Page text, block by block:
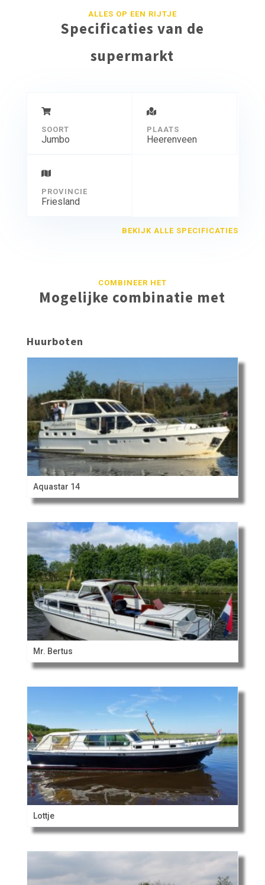
ALLES OP EEN RIJTJE
Specificaties van de
supermarkt
SOORT
Jumbo
PLAATS
Heerenveen
PROVINCIE
Friesland
BEKIJK ALLE SPECIFICATIES
COMBINEER HET
Mogelijke combinatie met
Huurboten
Aquastar 14
Mr. Bertus
Lottje